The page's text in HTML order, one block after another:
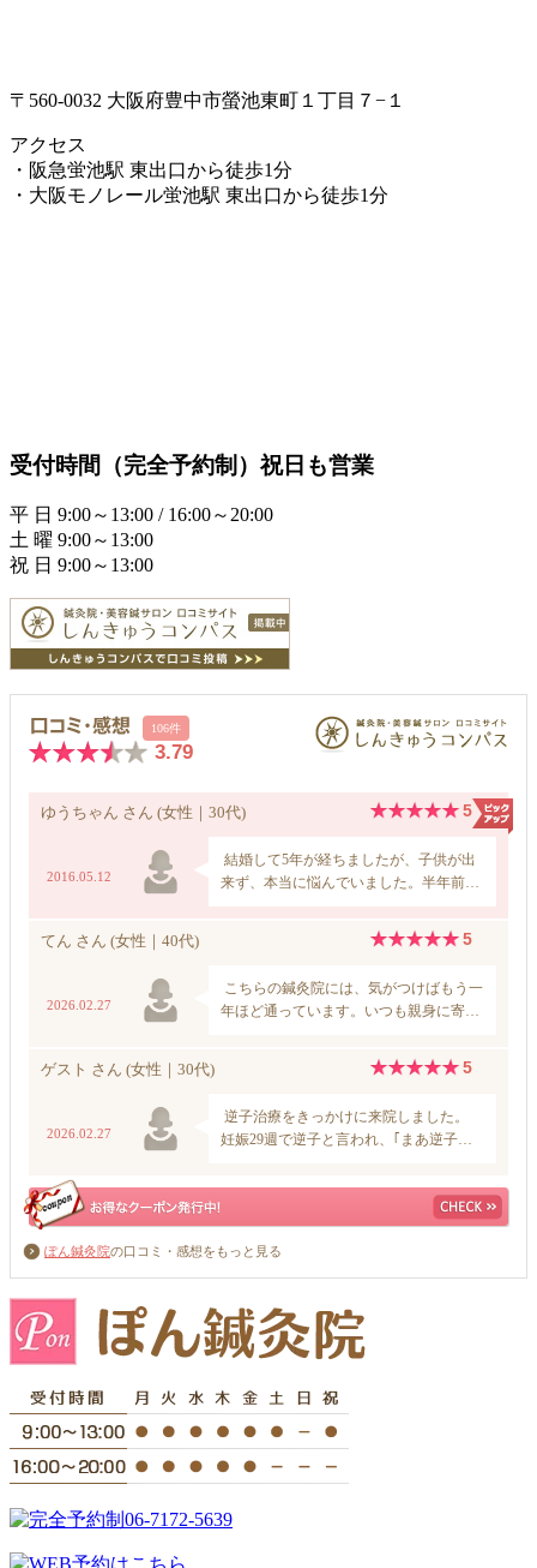
〒560-0032 大阪府豊中市螢池東町１丁目７−１
アクセス
・阪急蛍池駅 東出口から徒歩1分
・大阪モノレール蛍池駅 東出口から徒歩1分
受付時間（完全予約制）祝日も営業
平 日 9:00～13:00 / 16:00～20:00
土 曜 9:00～13:00
祝 日 9:00～13:00
ぽん鍼灸院の口コミ・感想をもっと見る